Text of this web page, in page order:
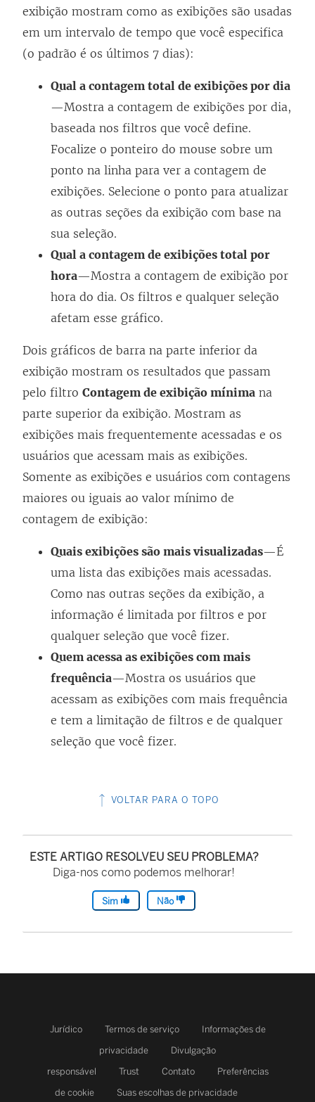
exibição mostram como as exibições são usadas
em um intervalo de tempo que você especifica
(o padrão é os últimos 7 dias):
Qual a contagem total de exibições por dia
—Mostra a contagem de exibições por dia,
baseada nos filtros que você define.
Focalize o ponteiro do mouse sobre um
ponto na linha para ver a contagem de
exibições. Selecione o ponto para atualizar
as outras seções da exibição com base na
sua seleção.
Qual a contagem de exibições total por
hora—Mostra a contagem de exibição por
hora do dia. Os filtros e qualquer seleção
afetam esse gráfico.
Dois gráficos de barra na parte inferior da
exibição mostram os resultados que passam
pelo filtro Contagem de exibição mínima na
parte superior da exibição. Mostram as
exibições mais frequentemente acessadas e os
usuários que acessam mais as exibições.
Somente as exibições e usuários com contagens
maiores ou iguais ao valor mínimo de
contagem de exibição:
Quais exibições são mais visualizadas—É
uma lista das exibições mais acessadas.
Como nas outras seções da exibição, a
informação é limitada por filtros e por
qualquer seleção que você fizer.
Quem acessa as exibições com mais
frequência—Mostra os usuários que
acessam as exibições com mais frequência
e tem a limitação de filtros e de qualquer
seleção que você fizer.
VOLTAR PARA O TOPO
ESTE ARTIGO RESOLVEU SEU PROBLEMA?
Diga-nos como podemos melhorar!
Sim Não
Jurídico Termos de serviço
Informações de
privacidade
Divulgação
responsável
Trust Contato
Preferências
de cookie
Suas escolhas de privacidade